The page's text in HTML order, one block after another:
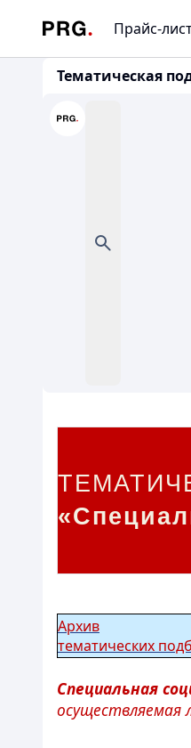
Прайс-
Тематическая
Архив
тематических
Специальная
осуществляемая